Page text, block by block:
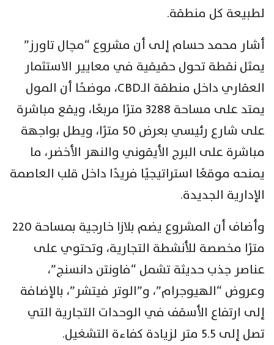
لطبيعة كل منطقة.
أشار محمد حسام إلى أن مشروع “مچال تاورز”
يمثل نقطة تحول حقيقية في معايير الاستثمار
العقاري داخل منطقة الـCBD، موضحًا أن المول
يمتد على مساحة 3288 مترًا مربعًا، ويقع مباشرة
على شارع رئيسي بعرض 50 مترًا، ويطل بواجهة
مباشرة على البرج الأيقوني والنهر الأخضر، ما
يمنحه موقعًا استراتيجيًا فريدًا داخل قلب العاصمة
الإدارية الجديدة.
وأضاف أن المشروع يضم بلازا خارجية بمساحة 220
مترًا مخصصة للأنشطة التجارية، وتحتوي على
عناصر جذب حديثة تشمل “فاونتن دانسنج”،
وعروض “الهيوجرام”، و”الوتر فيتشر”، بالإضافة
إلى ارتفاع الأسقف في الوحدات التجارية التي
تصل إلى 5.5 متر لزيادة كفاءة التشغيل.